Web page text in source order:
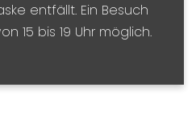
entfällt. Ein Besuch
15 bis 19 Uhr möglich.